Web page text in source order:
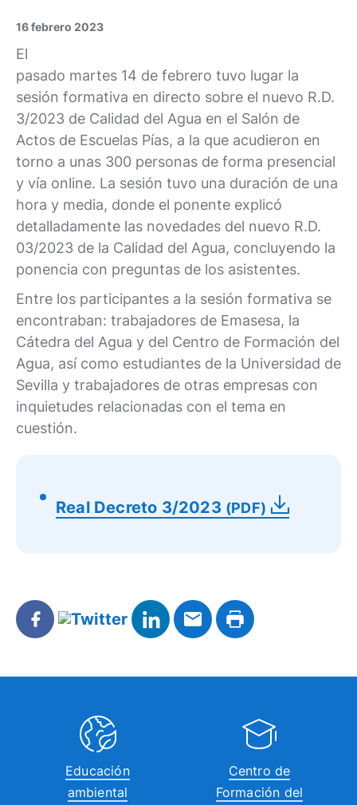
16 febrero 2023
El
pasado martes 14 de febrero tuvo lugar la
sesión formativa en directo sobre el nuevo R.D.
3/2023 de Calidad del Agua en el Salón de
Actos de Escuelas Pías, a la que acudieron en
torno a unas 300 personas de forma presencial
y vía online. La sesión tuvo una duración de una
hora y media, donde el ponente explicó
detalladamente las novedades del nuevo R.D.
03/2023 de la Calidad del Agua, concluyendo la
ponencia con preguntas de los asistentes.
Entre los participantes a la sesión formativa se
encontraban: trabajadores de Emasesa, la
Cátedra del Agua y del Centro de Formación del
Agua, así como estudiantes de la Universidad de
Sevilla y trabajadores de otras empresas con
inquietudes relacionadas con el tema en
cuestión.
Real Decreto 3/2023 (PDF)
Educación
ambiental
Centro de
Formación del